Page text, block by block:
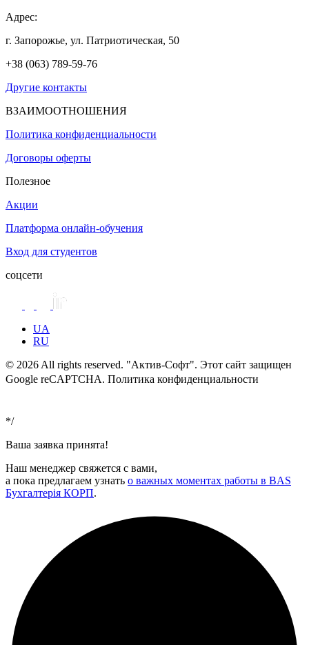
Адрес:
г. Запорожье, ул. Патриотическая, 50
+38 (063) 789-59-76
Другие контакты
ВЗАИМООТНОШЕНИЯ
Политика конфиденциальности
Договоры оферты
Полезное
Акции
Платформа онлайн-обучения
Вход для студентов
соцсети
UA
RU
© 2026 All rights reserved. "Актив-Софт". Этот сайт защищен
Google reCAPTCHA. Политика конфиденциальности
*/
Ваша заявка принята!
Наш менеджер свяжется с вами,
а пока предлагаем узнать о важных моментах работы в BAS
Бухгалтерія КОРП.